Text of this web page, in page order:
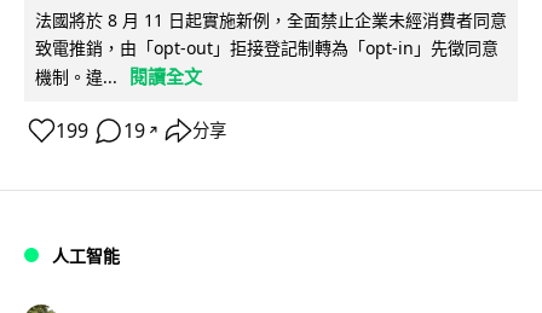
法國將於 8 月 11 日起實施新例，全面禁止企業未經消費者同意
致電推銷，由「opt-out」拒接登記制轉為「opt-in」先徵同意
機制。違...
閱讀全文
199 19 ↗ 分享
人工智能